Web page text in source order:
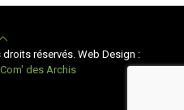
réservés. Web Design :
des Archis